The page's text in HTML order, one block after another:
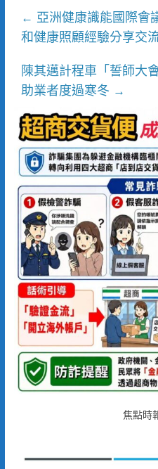
← 亞洲健康識能國際
和健康照顧經驗分享交
陳其邁計程車「誓師大
助業者度過寒冬 →
焦點時